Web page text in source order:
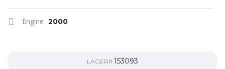
Engine 2000
LAGER# 153093